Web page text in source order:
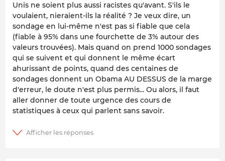
Unis ne soient plus aussi racistes qu'avant. S'ils le
voulaient, nieraient-ils la réalité ? Je veux dire, un
sondage en lui-même n'est pas si fiable que cela
(fiable à 95% dans une fourchette de 3% autour des
valeurs trouvées). Mais quand on prend 1000 sondages
qui se suivent et qui donnent le même écart
ahurissant de points, quand des centaines de
sondages donnent un Obama AU DESSUS de la marge
d'erreur, le doute n'est plus permis... Ou alors, il faut
aller donner de toute urgence des cours de
statistiques à ceux qui parlent sans savoir.